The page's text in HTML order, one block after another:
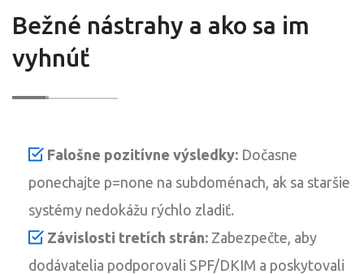
Bežné nástrahy a ako sa im
vyhnúť
Falošne pozitívne výsledky: Dočasne
ponechajte p=none na subdoménach, ak sa staršie
systémy nedokážu rýchlo zladiť.
Závislosti tretích strán: Zabezpečte, aby
dodávatelia podporovali SPF/DKIM a poskytovali